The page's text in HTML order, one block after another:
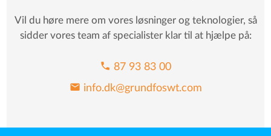
Vil du høre mere om vores løsninger og teknologier, så
sidder vores team af specialister klar til at hjælpe på:
phone 87 93 83 00
mail info.dk@grundfoswt.com